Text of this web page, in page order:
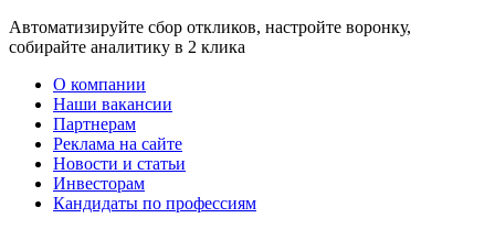
Автоматизируйте сбор откликов, настройте воронку,
собирайте аналитику в 2 клика
О компании
Наши вакансии
Партнерам
Реклама на сайте
Новости и статьи
Инвесторам
Кандидаты по профессиям